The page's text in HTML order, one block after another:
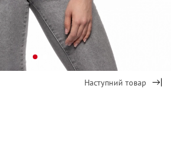
Наступний товар